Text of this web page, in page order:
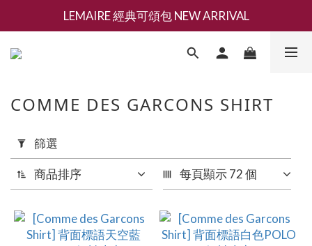
新會員募集現領抵用千元購物金
LEMAIRE 經典可頌包 NEW ARRIVAL
香氛 / 家居 / 餐廚 [ 全館折上兩件9折，三件享85折 】
用
篩
選
(0/20)
品
COMME DES GARCONS SHIRT
篩選
商品排序 每頁顯示 72 個